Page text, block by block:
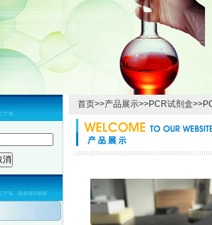
首页>>产品展示>>PCR试剂盒>>